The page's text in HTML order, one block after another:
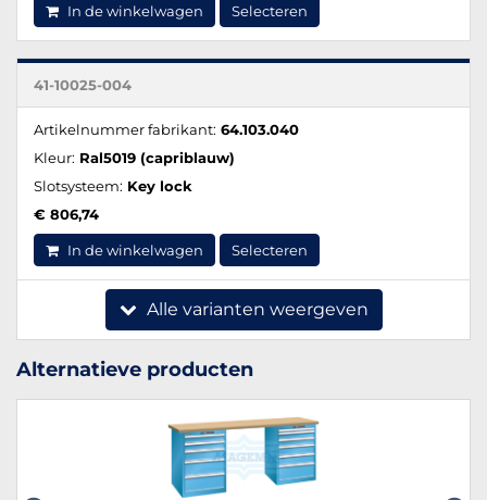
In de winkelwagen Selecteren
41-10025-004
Artikelnummer fabrikant: 64.103.040
Kleur: Ral5019 (capriblauw)
Slotsysteem: Key lock
€ 806,74
In de winkelwagen Selecteren
Alle varianten weergeven
Alternatieve producten